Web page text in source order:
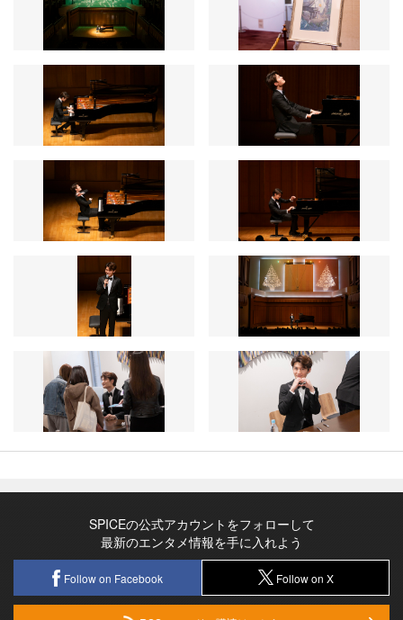
SPICEの公式アカウントをフォローして
最新のエンタメ情報を手に入れよう
Follow on Facebook Follow on X